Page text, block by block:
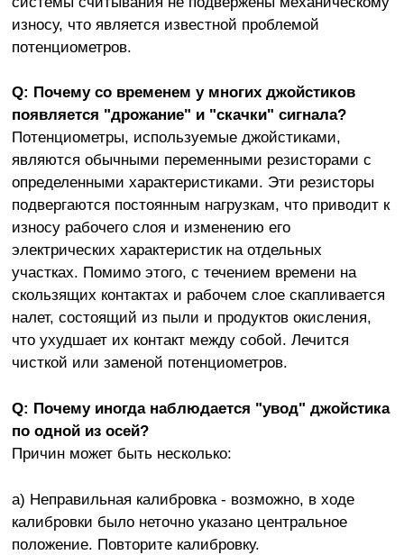
износу, что является известной проблемой
потенциометров.
Q: Почему со временем у многих джойстиков
появляется "дрожание" и "скачки" сигнала?
Потенциометры, используемые джойстиками,
являются обычными переменными резисторами с
определенными характеристиками. Эти резисторы
подвергаются постоянным нагрузкам, что приводит к
износу рабочего слоя и изменению его
электрических характеристик на отдельных
участках. Помимо этого, с течением времени на
скользящих контактах и рабочем слое скапливается
налет, состоящий из пыли и продуктов окисления,
что ухудшает их контакт между собой. Лечится
чисткой или заменой потенциометров.
Q: Почему иногда наблюдается "увод" джойстика
по одной из осей?
Причин может быть несколько:
а) Неправильная калибровка - возможно, в ходе
калибровки было неточно указано центральное
положение. Повторите калибровку.